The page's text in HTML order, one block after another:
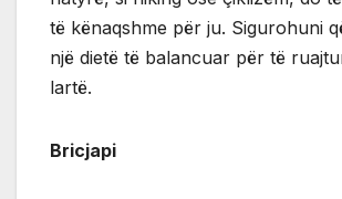
të kënaqshme për ju. Sigurohuni
një dietë të balancuar për të
lartë.
Bricjapi